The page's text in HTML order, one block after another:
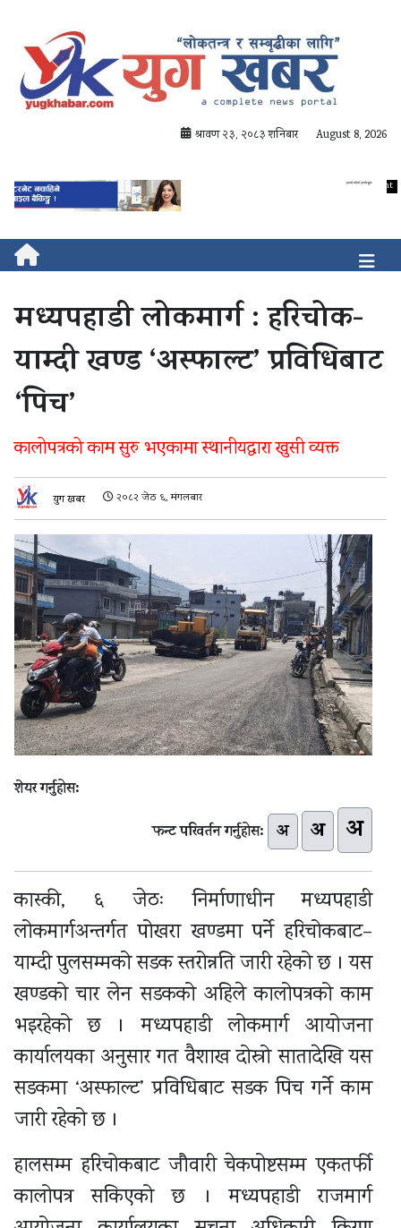
श्रावण २३, २०८३ शनिबार August 8, 2026
मध्यपहाडी लोकमार्ग : हरिचोक-
याम्दी खण्ड ‘अस्फाल्ट’ प्रविधिबाट
‘पिच’
कालोपत्रको काम सुरु भएकामा स्थानीयद्धारा खुसी व्यक्त
युग खबर २०८२ जेठ ६, मंगलबार
शेयर गर्नुहोस:
फन्ट परिवर्तन गर्नुहोस: अ अ अ
कास्की, ६ जेठः निर्माणाधीन मध्यपहाडी
लोकमार्गअन्तर्गत पोखरा खण्डमा पर्ने हरिचोकबाट–
याम्दी पुलसम्मको सडक स्तरोन्नति जारी रहेको छ । यस
खण्डको चार लेन सडकको अहिले कालोपत्रको काम
भइरहेको छ । मध्यपहाडी लोकमार्ग आयोजना
कार्यालयका अनुसार गत वैशाख दोस्रो सातादेखि यस
सडकमा ‘अस्फाल्ट’ प्रविधिबाट सडक पिच गर्ने काम
जारी रहेको छ ।
हालसम्म हरिचोकबाट जौवारी चेकपोष्टसम्म एकतर्फी
कालोपत्र सकिएको छ । मध्यपहाडी राजमार्ग